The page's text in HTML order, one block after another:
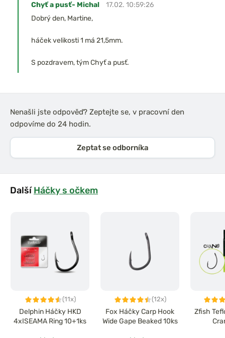
Chyť a pusť- Michal
17.02. 10:59:26
Dobrý den, Martine,
háček velikosti 1 má 21,5mm.
S pozdravem, tým Chyť a pusť.
Nenašli jste odpověď? Zeptejte se, v pracovní den
odpovíme do 24 hodin.
Zeptat se odborníka
DalšíHáčky s očkem
(11x)
Delphin Háčky HKD
4xISEAMA Ring 10+1ks
(12x)
Fox Háčky Carp Hook
Wide Gape Beaked 10ks
Zfish